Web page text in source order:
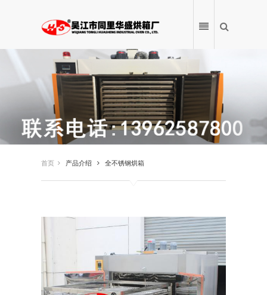
关于我们
产品介绍
新闻中心
客户案例
首页 产品介绍 全不锈钢烘箱